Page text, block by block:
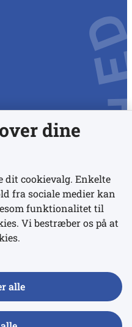
dine
dit cookievalg. Enkelte
fra sociale medier kan
funktionalitet til
Vi bestræber os på at
alle